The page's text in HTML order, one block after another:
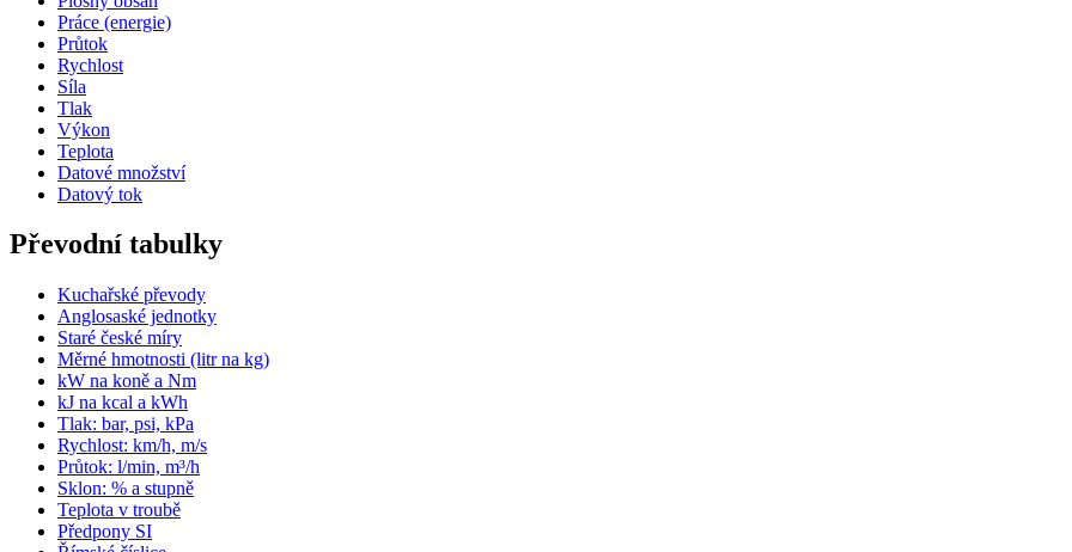
Práce (energie)
Průtok
Rychlost
Síla
Tlak
Výkon
Teplota
Datové množství
Datový tok
Převodní tabulky
Kuchařské převody
Anglosaské jednotky
Staré české míry
Měrné hmotnosti (litr na kg)
kW na koně a Nm
kJ na kcal a kWh
Tlak: bar, psi, kPa
Rychlost: km/h, m/s
Průtok: l/min, m³/h
Sklon: % a stupně
Teplota v troubě
Předpony SI